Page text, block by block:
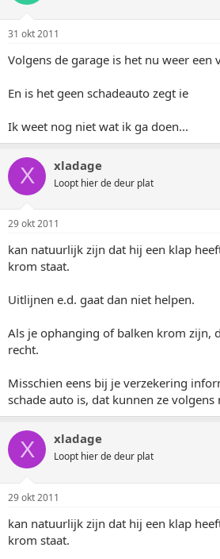
31 okt 2011
Volgens de garage is het nu weer een
En is het geen schadeauto zegt ie
Ik weet nog niet wat ik ga doen...
X xladage
Loopt hier de deur plat
29 okt 2011
kan natuurlijk zijn dat hij een klap
krom staat.
Uitlijnen e.d. gaat dan niet helpen.
Als je ophanging of balken krom zijn,
recht.
Misschien eens bij je verzekering
schade auto is, dat kunnen ze volgens
X xladage
Loopt hier de deur plat
29 okt 2011
kan natuurlijk zijn dat hij een klap
krom staat.